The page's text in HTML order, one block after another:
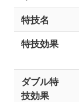
特技名
特技効果
ダブル特
技効果